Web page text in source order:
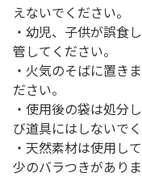
えないでください。
・幼児、子供が誤食
管してください。
・火気のそばに置き
ださい。
・使用後の袋は処分
び道具にはしないでく
・天然素材は使用し
少のバラつきがありま